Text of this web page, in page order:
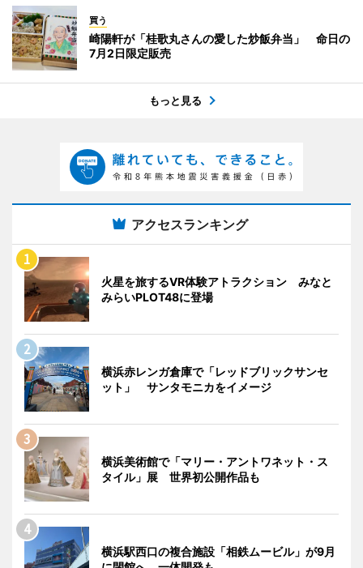
買う
崎陽軒が「桂歌丸さんの愛した炒飯弁当」 命日の
7月2日限定販売
もっと見る
アクセスランキング
火星を旅するVR体験アトラクション みなと
みらいPLOT48に登場
横浜赤レンガ倉庫で「レッドブリックサンセ
ット」 サンタモニカをイメージ
横浜美術館で「マリー・アントワネット・ス
タイル」展 世界初公開作品も
横浜駅西口の複合施設「相鉄ムービル」が9月